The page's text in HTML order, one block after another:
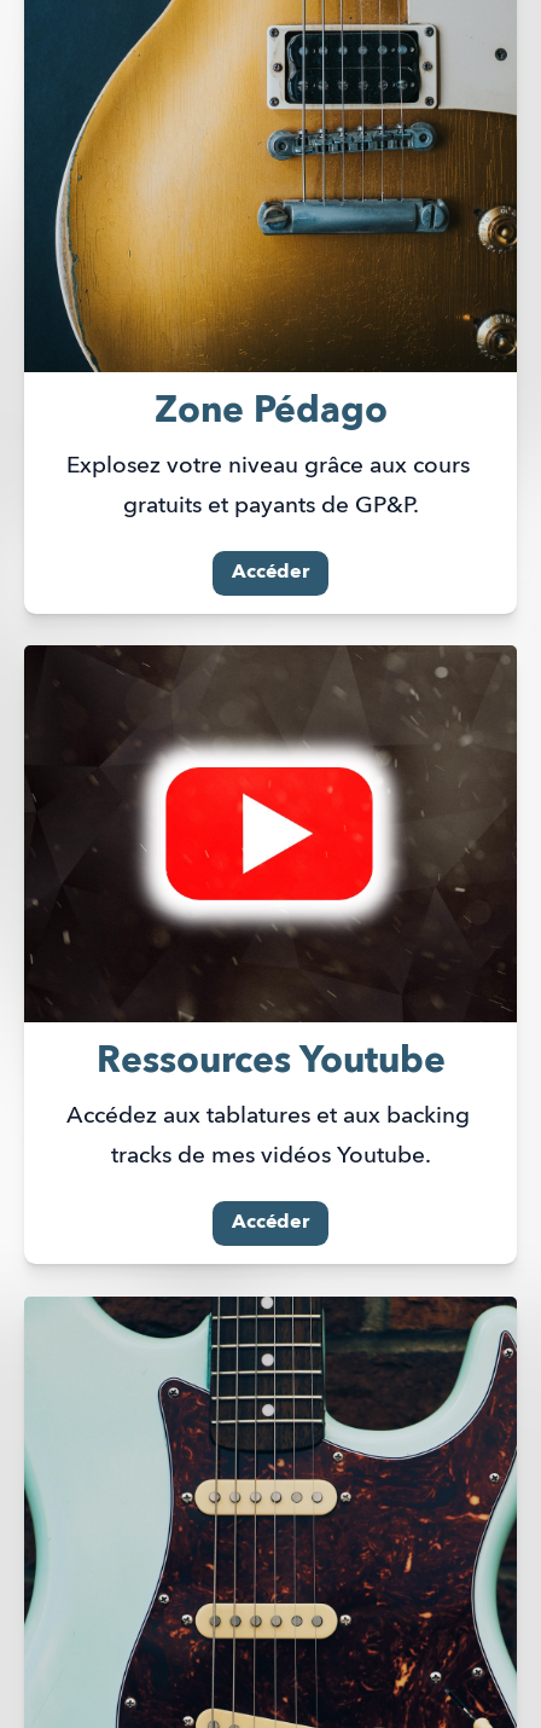
Zone Pédago
Explosez votre niveau grâce aux cours
gratuits et payants de GP&P.
Accéder
Ressources Youtube
Accédez aux tablatures et aux backing
tracks de mes vidéos Youtube.
Accéder